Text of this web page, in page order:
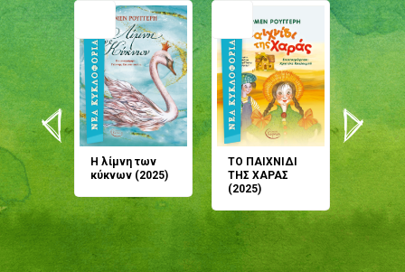
Η λίμνη των
κύκνων (2025)
ΤΟ ΠΑΙΧΝΙΔΙ
ΤΗΣ ΧΑΡΑΣ
(2025)
μου;
(2024)